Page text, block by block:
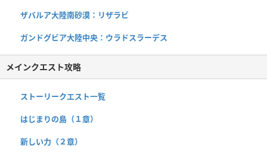
ザバルア大陸南砂漠：リザラビ
ガンドグビア大陸中央：ウラドスラーデス
メインクエスト攻略
ストーリークエスト一覧
はじまりの島（１章）
新しい力（２章）